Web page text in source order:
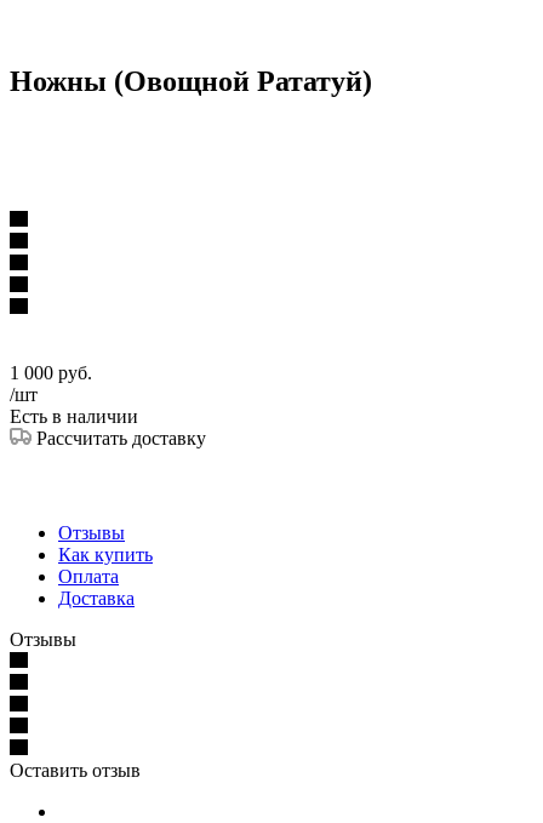
Ножны (Овощной Рататуй)
1 000 руб.
/шт
Есть в наличии
Рассчитать доставку
Отзывы
Как купить
Оплата
Доставка
Отзывы
Оставить отзыв